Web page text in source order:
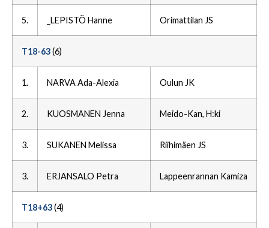
5. _LEPISTÖ Hanne Orimattilan JS
T18-63(6)
1. NARVA Ada-Alexia Oulun JK
2. KUOSMANEN Jenna Meido-Kan, H:ki
3. SUKANEN Melissa Riihimäen JS
3. ERJANSALO Petra Lappeenrannan Kamiza
T18+63(4)